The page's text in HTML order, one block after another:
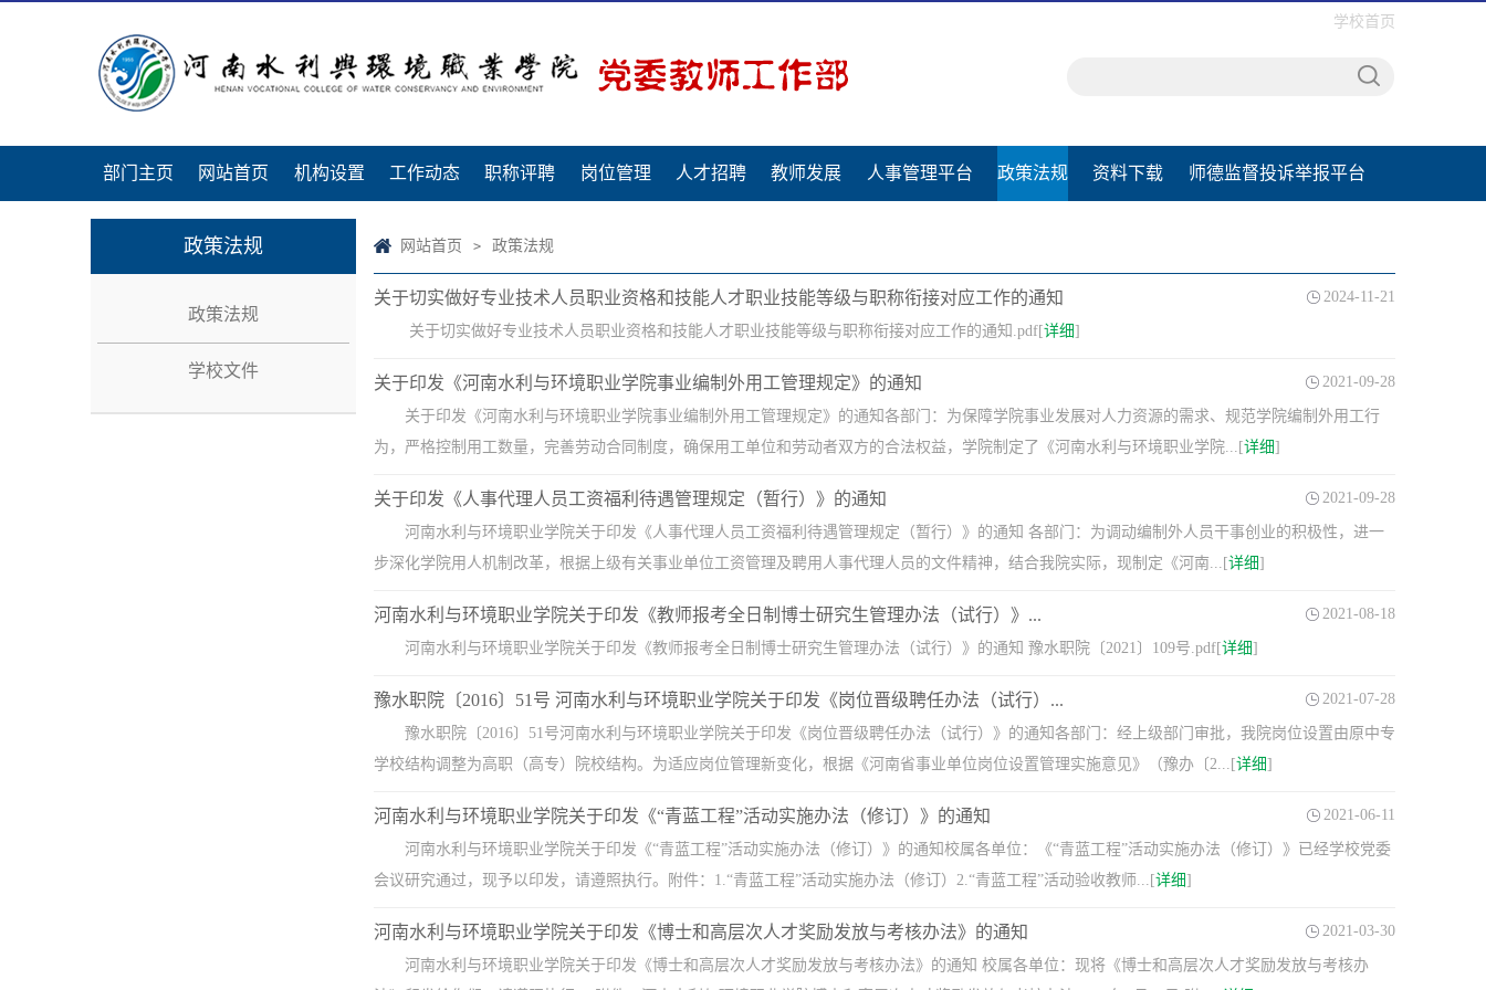
学校首页
部门主页 网站首页 机构设置 工作动态 职称评聘 岗位管理 人才招聘 教师发展 人事管理平台 政策法规 资料下载 师德监督投诉举报平台
政策法规
政策法规
学校文件
网站首页 > 政策法规
关于切实做好专业技术人员职业资格和技能人才职业技能等级与职称衔接对应工作的通知 2024-11-21
关于切实做好专业技术人员职业资格和技能人才职业技能等级与职称衔接对应工作的通知.pdf[详细]
关于印发《河南水利与环境职业学院事业编制外用工管理规定》的通知 2021-09-28
关于印发《河南水利与环境职业学院事业编制外用工管理规定》的通知各部门：为保障学院事业发展对人力资源的需求、规范学院编制外用工行
为，严格控制用工数量，完善劳动合同制度，确保用工单位和劳动者双方的合法权益，学院制定了《河南水利与环境职业学院...[详细]
关于印发《人事代理人员工资福利待遇管理规定（暂行）》的通知 2021-09-28
​河南水利与环境职业学院关于印发《人事代理人员工资福利待遇管理规定（暂行）》的通知 各部门：为调动编制外人员干事创业的积极性，进一
步深化学院用人机制改革，根据上级有关事业单位工资管理及聘用人事代理人员的文件精神，结合我院实际，现制定《河南...[详细]
河南水利与环境职业学院关于印发《教师报考全日制博士研究生管理办法​（试行）》... 2021-08-18
河南水利与环境职业学院关于印发《教师报考全日制博士研究生管理办法（试行）》的通知 豫水职院〔2021〕109号.pdf[详细]
豫水职院〔2016〕51号 河南水利与环境职业学院关于印发《岗位晋级聘任办法（试行）... 2021-07-28
豫水职院〔2016〕51号河南水利与环境职业学院关于印发《岗位晋级聘任办法（试行）》的通知各部门：经上级部门审批，我院岗位设置由原中专
学校结构调整为高职（高专）院校结构。为适应岗位管理新变化，根据《河南省事业单位岗位设置管理实施意见》（豫办〔2...[详细]
河南水利与环境职业学院关于印发《“青蓝工程”活动实施办法（修订）》的通知 2021-06-11
河南水利与环境职业学院关于印发《“青蓝工程”活动实施办法（修订）》的通知校属各单位：《“青蓝工程”活动实施办法（修订）》已经学校党委
会议研究通过，现予以印发，请遵照执行。附件：1.“青蓝工程”活动实施办法（修订）2.“青蓝工程”活动验收教师...[详细]
河南水利与环境职业学院关于印发《博士和高层次人才奖励发放与考核办法》的通知 2021-03-30
​河南水利与环境职业学院关于印发《博士和高层次人才奖励发放与考核办法》的通知 校属各单位：现将《博士和高层次人才奖励发放与考核办